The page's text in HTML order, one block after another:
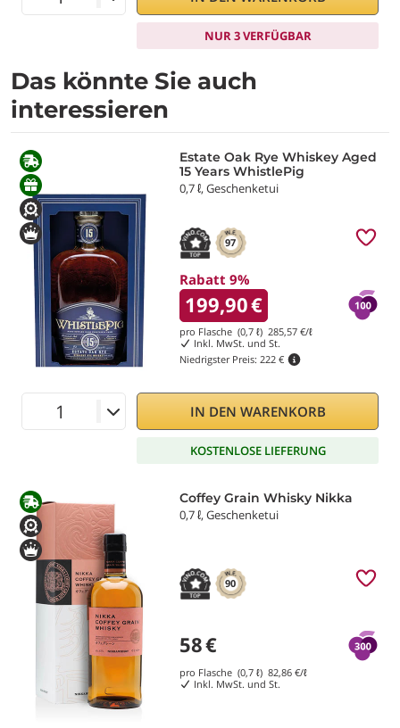
NUR 3 VERFÜGBAR
Das könnte Sie auch
interessieren
Estate Oak Rye Whiskey Aged
15 Years WhistlePig
0,7 ℓ, Geschenketui
97
Rabatt 9%
199,90€
pro Flasche (0,7 ℓ) 285,57€/ℓ
Inkl. MwSt. und St.
Niedrigster Preis: 222 €
IN DEN WARENKORB
KOSTENLOSE LIEFERUNG
Coffey Grain Whisky Nikka
0,7 ℓ, Geschenketui
90
58€
pro Flasche (0,7 ℓ) 82,86€/ℓ
Inkl. MwSt. und St.